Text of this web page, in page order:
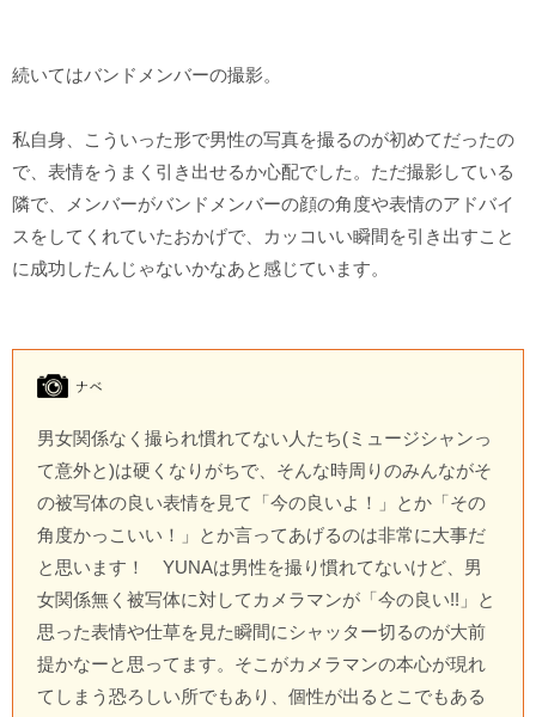
続いてはバンドメンバーの撮影。
私自身、こういった形で男性の写真を撮るのが初めてだったの
で、表情をうまく引き出せるか心配でした。ただ撮影している
隣で、メンバーがバンドメンバーの顔の角度や表情のアドバイ
スをしてくれていたおかげで、カッコいい瞬間を引き出すこと
に成功したんじゃないかなあと感じています。
男女関係なく撮られ慣れてない人たち(ミュージシャンっ
て意外と)は硬くなりがちで、そんな時周りのみんながそ
の被写体の良い表情を見て「今の良いよ！」とか「その
角度かっこいい！」とか言ってあげるのは非常に大事だ
と思います！ YUNAは男性を撮り慣れてないけど、男
女関係無く被写体に対してカメラマンが「今の良い!!」と
思った表情や仕草を見た瞬間にシャッター切るのが大前
提かなーと思ってます。そこがカメラマンの本心が現れ
てしまう恐ろしい所でもあり、個性が出るとこでもある